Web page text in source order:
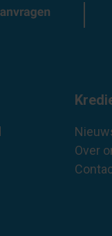
Over